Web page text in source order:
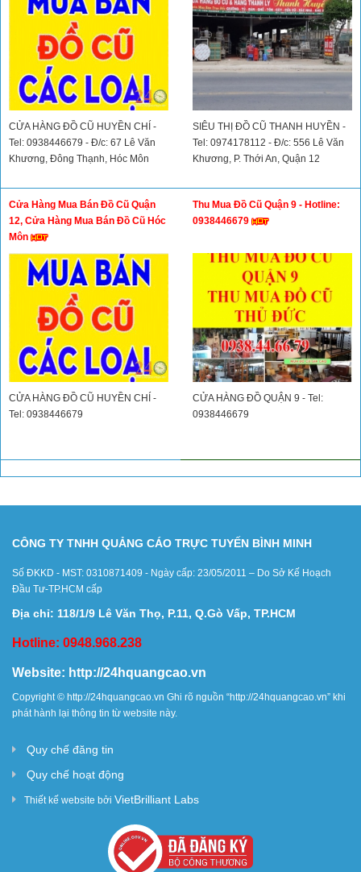
CỬA HÀNG ĐỒ CŨ HUYỀN CHÍ -
Tel: 0938446679 - Đ/c: 67 Lê Văn
Khương, Đông Thạnh, Hóc Môn
SIÊU THỊ ĐỒ CŨ THANH HUYỀN -
Tel: 0974178112 - Đ/c: 556 Lê Văn
Khương, P. Thới An, Quận 12
Cửa Hàng Mua Bán Đồ Cũ Quận
12, Cửa Hàng Mua Bán Đồ Cũ Hóc
Môn
CỬA HÀNG ĐỒ CŨ HUYỀN CHÍ -
Tel: 0938446679
Thu Mua Đồ Cũ Quận 9 - Hotline:
0938446679
CỬA HÀNG ĐỒ QUẬN 9 - Tel:
0938446679
CÔNG TY TNHH QUẢNG CÁO TRỰC TUYẾN BÌNH MINH
Số ĐKKD - MST: 0310871409 - Ngày cấp: 23/05/2011 – Do Sở Kế Hoạch
Đầu Tư-TP.HCM cấp
Địa chỉ: 118/1/9 Lê Văn Thọ, P.11, Q.Gò Vấp, TP.HCM
Hotline: 0948.968.238
Website: http://24hquangcao.vn
Copyright © http://24hquangcao.vn Ghi rõ nguồn “http://24hquangcao.vn” khi
phát hành lại thông tin từ website này.
Quy chế đăng tin
Quy chế hoạt động
Thiết kế website bởi VietBrilliant Labs